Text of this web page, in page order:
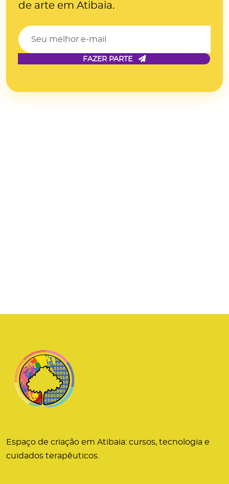
de arte em Atibaia.
FAZER PARTE
Espaço de criação em Atibaia: cursos, tecnologia e
cuidados terapêuticos.